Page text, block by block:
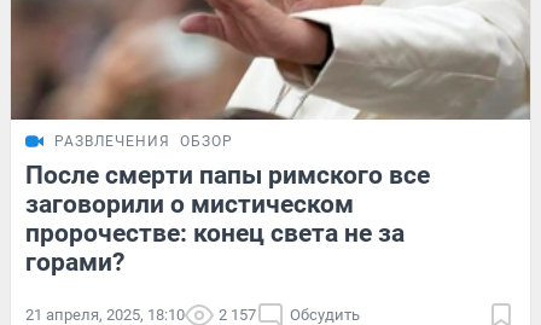
РАЗВЛЕЧЕНИЯ ОБЗОР
После смерти папы римского все
заговорили о мистическом
пророчестве: конец света не за
горами?
21 апреля, 2025, 18:10 2 157 Обсудить